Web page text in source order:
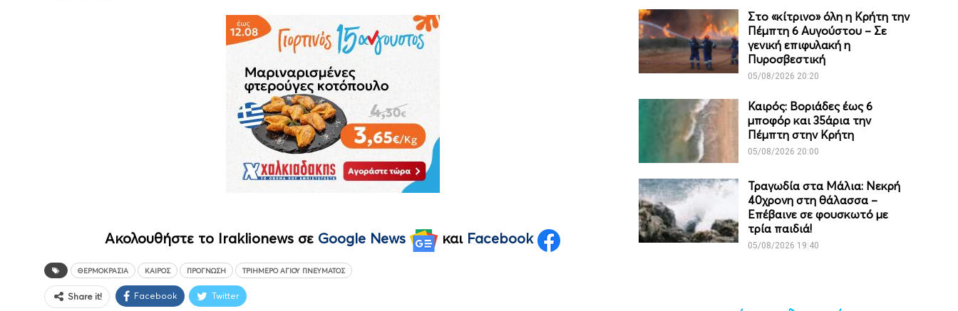
Ακολουθήστε το Iraklionews σε Google News και Facebook
ΘΕΡΜΟΚΡΑΣΊΑ ΚΑΙΡΌΣ ΠΡΟΓΝΩΣΗ ΤΡΙΉΜΕΡΟ ΑΓΊΟΥ ΠΝΕΎΜΑΤΟΣ
Share it! Facebook Twitter
Στο «κίτρινο» όλη η Κρήτη την
Πέμπτη 6 Αυγούστου – Σε
γενική επιφυλακή η
Πυροσβεστική
05/08/2026 20:20
Καιρός: Βοριάδες έως 6
μποφόρ και 35άρια την
Πέμπτη στην Κρήτη
05/08/2026 20:00
Τραγωδία στα Μάλια: Νεκρή
40χρονη στη θάλασσα –
Επέβαινε σε φουσκωτό με
τρία παιδιά!
05/08/2026 19:40